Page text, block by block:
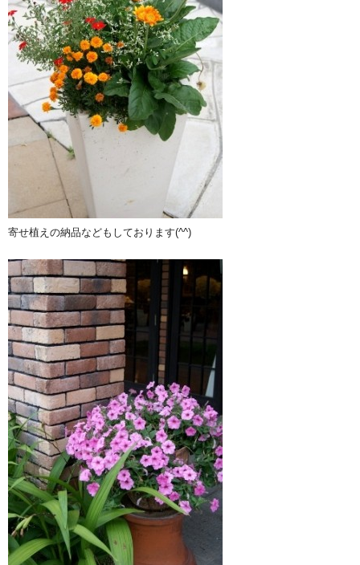
寄せ植えの納品などもしております(^^)